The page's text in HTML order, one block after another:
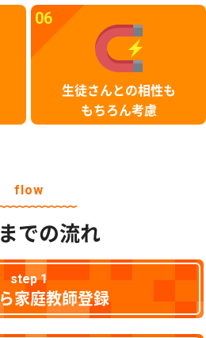
06
生徒さんとの相性も
もちろん考慮
flow
での流れ
step 1
家庭教師登録